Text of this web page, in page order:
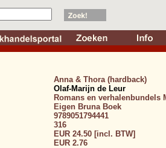
Anna & Thora (hardback)
Olaf-Marijn de Leur
Romans en verhalenbundels
Eigen Bruna Boek
9789051794441
316
EUR 24.50 [incl. BTW]
EUR 2.76